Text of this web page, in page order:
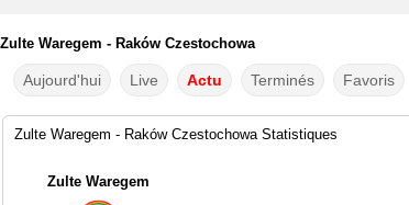
Waregem - Raków Czestochowa
Aujourd'hui Live Actu Terminés Favoris
Zulte Waregem - Raków Czestochowa Statistiques
Zulte Waregem